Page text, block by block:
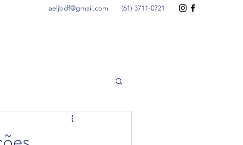
aeljbdf@gmail.com (61) 3711-0721